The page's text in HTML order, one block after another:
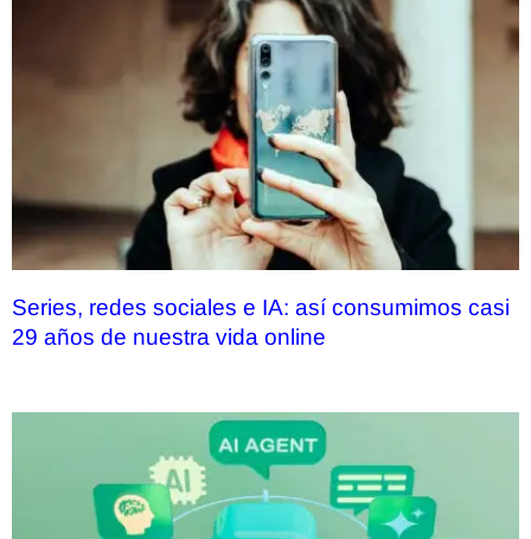
Series, redes sociales e IA: así consumimos casi
29 años de nuestra vida online